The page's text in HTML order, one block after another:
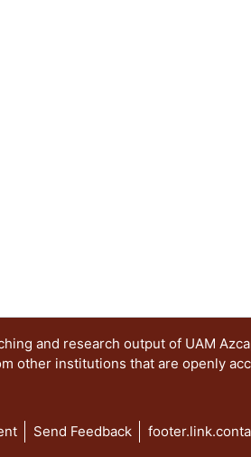
a varios niveles y escalas
carácter y singularidad de las
así como sus afluentes y
and research output of UAM
other institutions that are openly
Send Feedback